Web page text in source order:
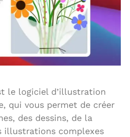
le logiciel d’illustration
qui vous permet de créer
des dessins, de la
illustrations complexes